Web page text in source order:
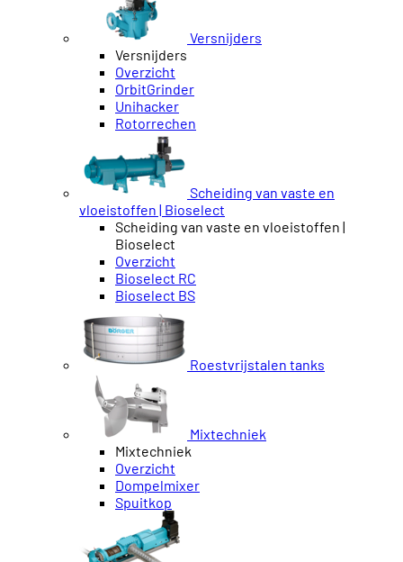
Versnijders
Versnijders
Overzicht
OrbitGrinder
Unihacker
Rotorrechen
Scheiding van vaste en
vloeistoffen | Bioselect
Scheiding van vaste en vloeistoffen |
Bioselect
Overzicht
Bioselect RC
Bioselect BS
Roestvrijstalen tanks
Mixtechniek
Mixtechniek
Overzicht
Dompelmixer
Spuitkop